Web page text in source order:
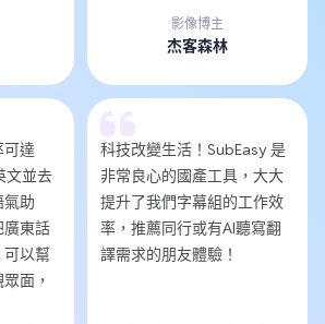
影像博主
杰客森林
達
文並去
氣助
廣東話
可以幫
面，
科技改變生活！SubEasy 是
非常良心的國產工具，大大
提升了我們字幕組的工作效
率，推薦同行或有AI聽寫翻
譯需求的朋友體驗！